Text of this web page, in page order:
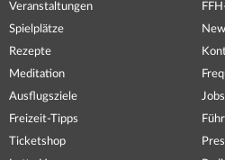
Veranstaltungen
Spielplätze
Rezepte
Meditation
Ausflugsziele
Freizeit-Tipps
Ticketshop
Jobs